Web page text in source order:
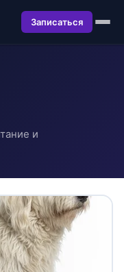
Записаться
и